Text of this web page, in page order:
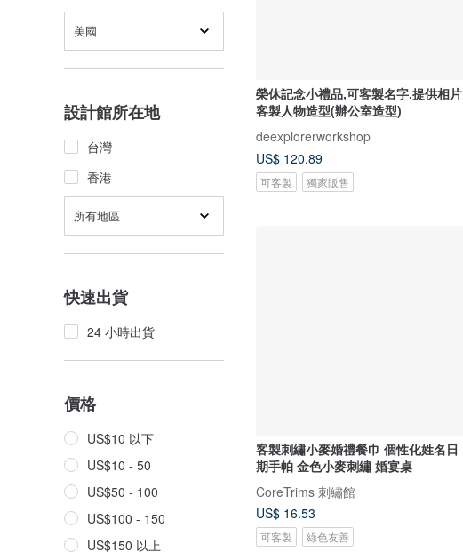
美國
設計館所在地
台灣
香港
所有地區
快速出貨
24 小時出貨
價格
US$10 以下
US$10 - 50
US$50 - 100
US$100 - 150
US$150 以上
榮休記念小禮品,可客製名字.提供相片
客製人物造型(辦公室造型)
deexplorerworkshop
US$ 120.89
可客製 獨家販售
客製刺繡小麥婚禮餐巾 個性化姓名日
期手帕 金色小麥刺繡 婚宴桌
CoreTrims 刺繡館
US$ 16.53
可客製 綠色友善